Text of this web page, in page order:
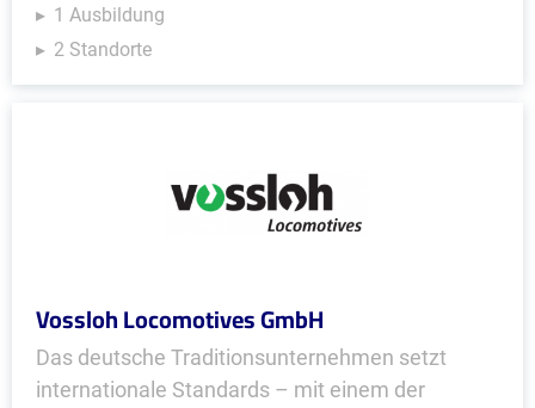
1 Ausbildung
2 Standorte
Vossloh Locomotives GmbH
Das deutsche Traditionsunternehmen setzt
internationale Standards – mit einem der